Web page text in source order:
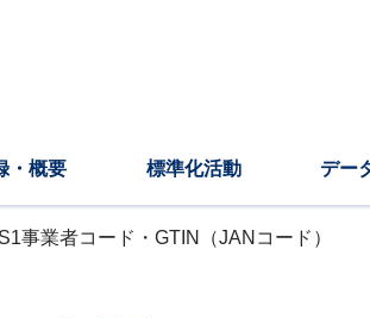
・概要 標準化活動 デー
事業者コード・GTIN（JANコード）